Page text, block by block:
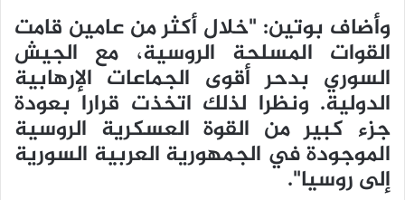
وأضاف بوتين: "خلال أكثر من عامين قامت
القوات المسلحة الروسية، مع الجيش
السوري بدحر أقوى الجماعات الإرهابية
الدولية. ونظرا لذلك اتخذت قرارا بعودة
جزء كبير من القوة العسكرية الروسية
الموجودة في الجمهورية العربية السورية
إلى روسيا".